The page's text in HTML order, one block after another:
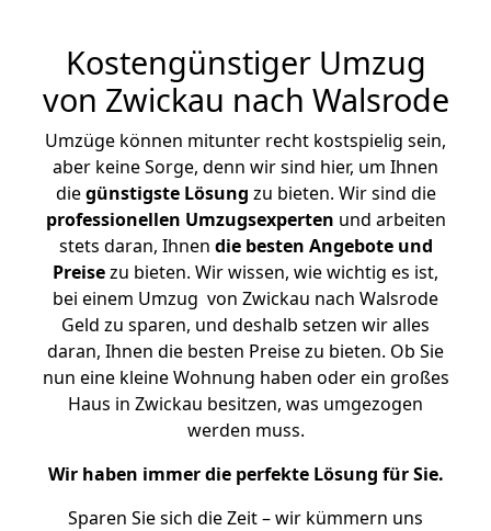
Kostengünstiger Umzug
von Zwickau nach Walsrode
Umzüge können mitunter recht kostspielig sein,
aber keine Sorge, denn wir sind hier, um Ihnen
diegünstigste Lösung zu bieten. Wir sind die
professionellen Umzugsexperten und arbeiten
stets daran, Ihnen die besten Angebote und
Preisezu bieten. Wir wissen, wie wichtig es ist,
bei einem Umzug von Zwickau nach Walsrode
Geld zu sparen, und deshalb setzen wir alles
daran, Ihnen die besten Preise zu bieten. Ob Sie
nun eine kleine Wohnung haben oder ein großes
Haus in Zwickau besitzen, was umgezogen
werden muss.
Wir haben immer die perfekte Lösung für Sie.
Sparen Sie sich die Zeit – wir kümmern uns